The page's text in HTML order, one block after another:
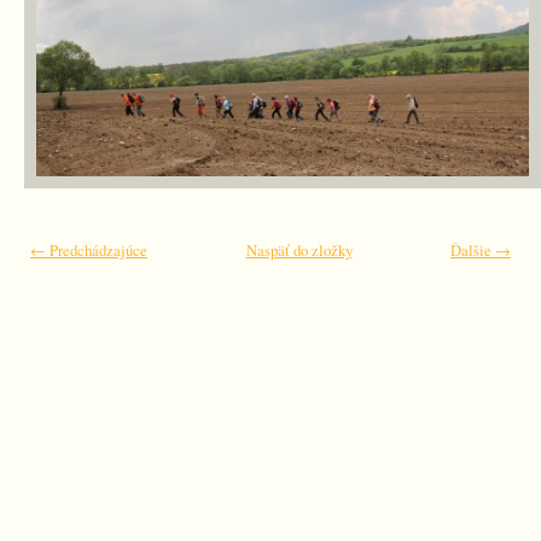
← Predchádzajúce Ďalšie →
Naspäť do zložky